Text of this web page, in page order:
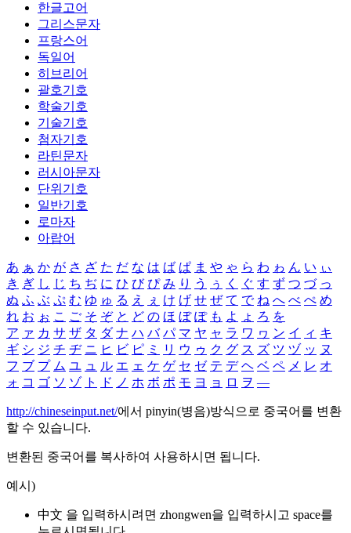
한글고어
그리스문자
프랑스어
독일어
히브리어
괄호기호
학술기호
기술기호
첨자기호
라틴문자
러시아문자
단위기호
일반기호
로마자
아랍어
あ ぁ か が さ ざ た だ な は ば ぱ ま や ゃ ら わ ゎ ん い ぃ
き ぎ し じ ち ぢ に ひ び ぴ み り う ぅ く ぐ す ず つ づ っ
ぬ ふ ぶ ぷ む ゆ ゅ る え ぇ け げ せ ぜ て で ね へ べ ぺ め
れ お ぉ こ ご そ ぞ と ど の ほ ぼ ぽ も よ ょ ろ を
ア ァ カ サ ザ タ ダ ナ ハ バ パ マ ヤ ャ ラ ワ ヮ ン イ ィ キ
ギ シ ジ チ ヂ ニ ヒ ビ ピ ミ リ ウ ゥ ク グ ス ズ ツ ヅ ッ ヌ
フ ブ プ ム ユ ュ ル エ ェ ケ ゲ セ ゼ テ デ ヘ ベ ペ メ レ オ
ォ コ ゴ ソ ゾ ト ド ノ ホ ボ ポ モ ヨ ョ ロ ヲ ―
http://chineseinput.net/에서 pinyin(병음)방식으로 중국어를 변환
할 수 있습니다.
변환된 중국어를 복사하여 사용하시면 됩니다.
예시)
中文 을 입력하시려면 zhongwen을 입력하시고 space를